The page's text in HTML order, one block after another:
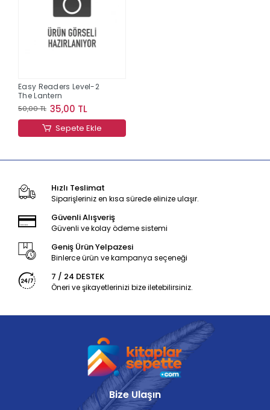
Easy Readers Level-2
The Lantern
50,00 TL 35,00 TL
Sepete Ekle
Hızlı Teslimat
Siparişleriniz en kısa sürede elinize ulaşır.
Güvenli Alışveriş
Güvenli ve kolay ödeme sistemi
Geniş Ürün Yelpazesi
Binlerce ürün ve kampanya seçeneği
7 / 24 DESTEK
Öneri ve şikayetlerinizi bize iletebilirsiniz.
Bize Ulaşın